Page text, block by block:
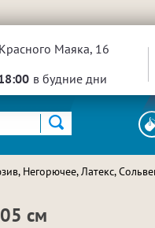
Маяка, 16
в будние дни
Негорючее, Латекс,
см